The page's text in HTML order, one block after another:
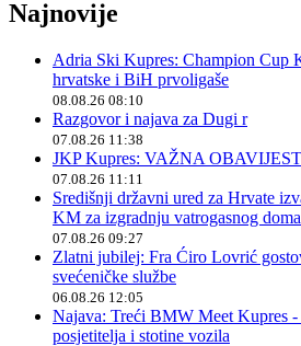
Najnovije
Adria Ski Kupres: Champion Cup
hrvatske i BiH prvoligaše
08.08.26 08:10
Razgovor i najava za Dugi r
07.08.26 11:38
JKP Kupres: VAŽNA
07.08.26 11:11
Središnji državni ured za Hrvate
KM za izgradnju vatrogasnog
07.08.26 09:27
Zlatni jubilej: Fra Ćiro Lovrić
svećeničke službe
06.08.26 12:05
Najava: Treći BMW Meet Kupres -
posjetitelja i stotine vozila